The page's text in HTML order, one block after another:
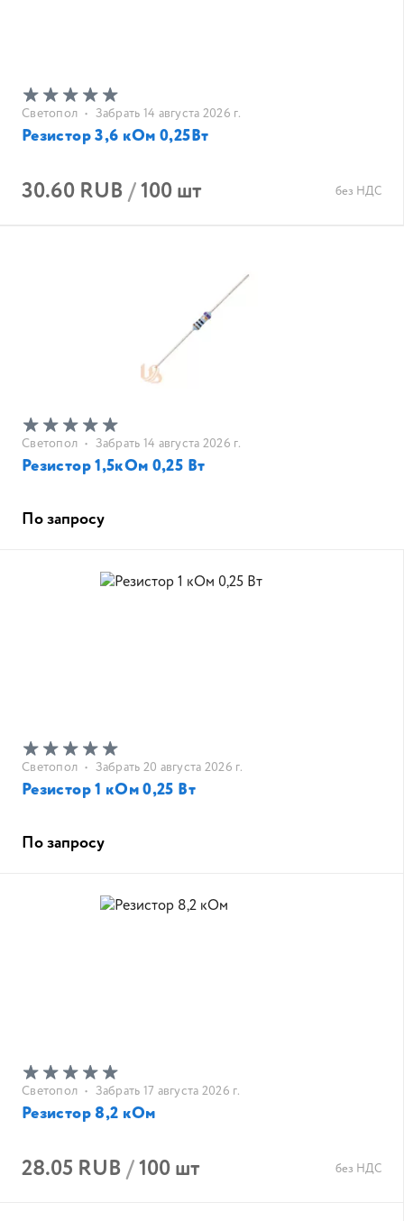
Светопол • Забрать 14 августа 2026 г.
Резистор 3,6 кОм 0,25Вт
30.60 RUB/100 шт без НДС
Светопол • Забрать 14 августа 2026 г.
Резистор 1,5кОм 0,25 Вт
По запросу
Светопол • Забрать 20 августа 2026 г.
Резистор 1 кОм 0,25 Вт
По запросу
Светопол • Забрать 17 августа 2026 г.
Резистор 8,2 кОм
28.05 RUB/100 шт без НДС